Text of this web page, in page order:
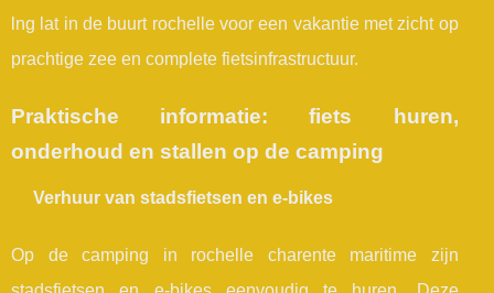
lng lat in de buurt rochelle voor een vakantie met zicht op
prachtige zee en complete fietsinfrastructuur.
Praktische informatie: fiets huren,
onderhoud en stallen op de camping
Verhuur van stadsfietsen en e-bikes
Op de camping in rochelle charente maritime zijn